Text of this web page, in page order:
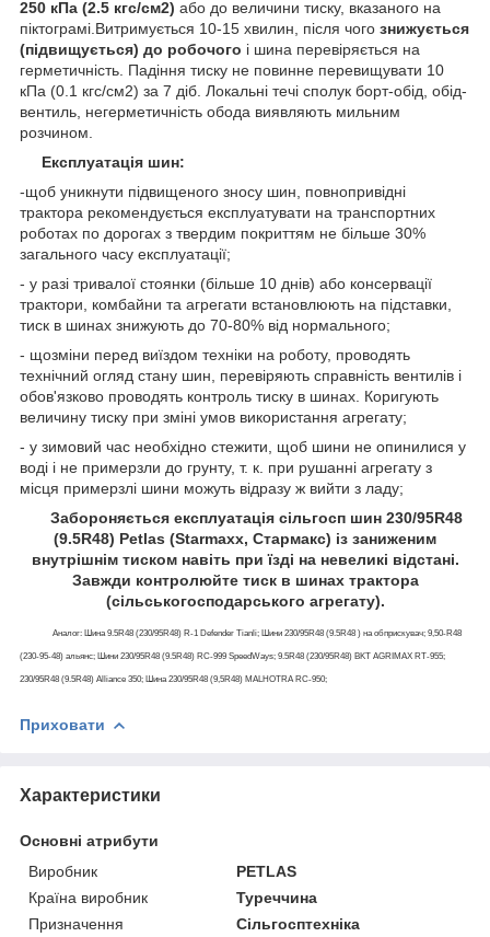
250 кПа (2.5 кгс/см2) або до величини тиску, вказаного на
піктограмі.Витримується 10-15 хвилин, після чого знижується
(підвищується) до робочого і шина перевіряється на
герметичність. Падіння тиску не повинне перевищувати 10
кПа (0.1 кгс/см2) за 7 діб. Локальні течі сполук борт-обід, обід-
вентиль, негерметичність обода виявляють мильним
розчином.
Експлуатація шин:
-щоб уникнути підвищеного зносу шин, повнопривідні
трактора рекомендується експлуатувати на транспортних
роботах по дорогах з твердим покриттям не більше 30%
загального часу експлуатації;
- у разі тривалої стоянки (більше 10 днів) або консервації
трактори, комбайни та агрегати встановлюють на підставки,
тиск в шинах знижують до 70-80% від нормального;
- щозміни перед виїздом техніки на роботу, проводять
технічний огляд стану шин, перевіряють справність вентилів і
обов'язково проводять контроль тиску в шинах. Коригують
величину тиску при зміні умов використання агрегату;
- у зимовий час необхідно стежити, щоб шини не опинилися у
воді і не примерзли до грунту, т. к. при рушанні агрегату з
місця примерзлі шини можуть відразу ж вийти з ладу;
Забороняється експлуатація сільгосп шин 230/95R48
(9.5R48) Petlas (Starmaxx, Стармакс) із заниженим
внутрішнім тиском навіть при їзді на невеликі відстані.
Завжди контролюйте тиск в шинах трактора
(сільськогосподарського агрегату).
Аналог: Шина 9.5R48 (230/95R48) R-1 Defender Tianli; Шини 230/95R48 (9.5R48 ) на обприскувач; 9,50-R48
(230-95-48) альянс; Шини 230/95R48 (9.5R48) RC-999 SpeedWays; 9.5R48 (230/95R48) BKT AGRIMAX RT-955;
230/95R48 (9.5R48) Alliance 350; Шина 230/95R48 (9,5R48) MALHOTRA RC-950;
Приховати
Характеристики
Основні атрибути
Виробник
PETLAS
Країна виробник
Туреччина
Призначення
Сільгосптехніка